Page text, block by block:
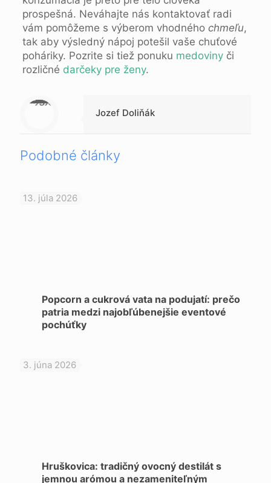
prospešná. Neváhajte nás kontaktovať radi
vám pomôžeme s výberom vhodného chmeľu,
tak aby výsledný nápoj potešil vaše chuťové
poháriky. Pozrite si tiež ponuku medovinyči
rozličné darčeky pre ženy.
Warning
: Trying to access array offset on null in
/data/1/d/1da9a732-fb3a-4804-a40f-d46885ca54ae/lajk.online/web/wp-content/themes/betheme-child/includes/content-single.php
on line
286
Jozef Doliňák
Podobné články
13. júla 2026
Popcorn a cukrová vata na podujatí: prečo
patria medzi najobľúbenejšie eventové
pochúťky
3. júna 2026
Hruškovica: tradičný ovocný destilát s
jemnou arómou a nezameniteľným